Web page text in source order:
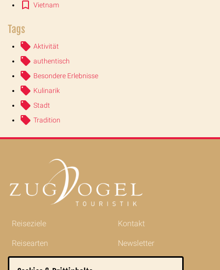
Vietnam
Tags
Aktivität
authentisch
Besondere Erlebnisse
Kulinarik
Stadt
Tradition
Reiseziele
Reisearten
Kontakt
Newsletter